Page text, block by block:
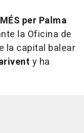
MÉS per Palma
la Oficina de
la capital balear
y ha